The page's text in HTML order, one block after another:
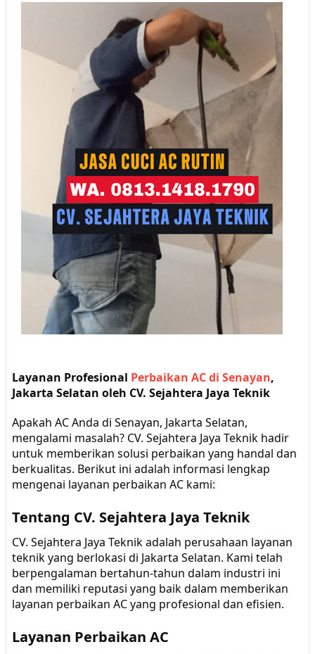
Layanan Profesional Perbaikan AC di Senayan,
Jakarta Selatan oleh CV. Sejahtera Jaya Teknik
Apakah AC Anda di Senayan, Jakarta Selatan,
mengalami masalah? CV. Sejahtera Jaya Teknik hadir
untuk memberikan solusi perbaikan yang handal dan
berkualitas. Berikut ini adalah informasi lengkap
mengenai layanan perbaikan AC kami:
Tentang CV. Sejahtera Jaya Teknik
CV. Sejahtera Jaya Teknik adalah perusahaan layanan
teknik yang berlokasi di Jakarta Selatan. Kami telah
berpengalaman bertahun-tahun dalam industri ini
dan memiliki reputasi yang baik dalam memberikan
layanan perbaikan AC yang profesional dan efisien.
Layanan Perbaikan AC